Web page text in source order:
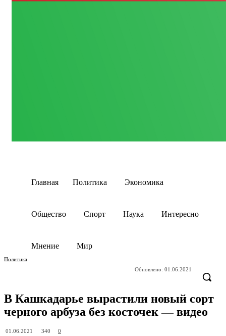
Главная Политика Экономика
Общество Спорт Наука Интересно
Мнение Мир
Политика
Обновлено: 01.06.2021
В Кашкадарье вырастили новый сорт
черного арбуза без косточек — видео
01.06.2021 340 0